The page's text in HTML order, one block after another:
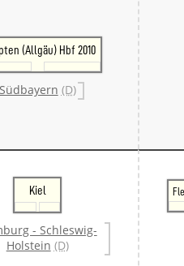
(Allgäu) Hbf 2010
Südbayern (D)
Kiel
- Schleswig-
Holstein (D)